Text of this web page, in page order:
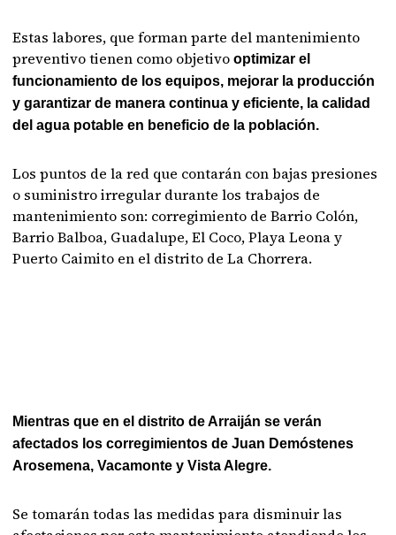
Estas labores, que forman parte del mantenimiento
preventivo tienen como objetivooptimizar el
funcionamiento de los equipos, mejorar la producción
y garantizar de manera continua y eficiente, la calidad
del agua potable en beneficio de la población.
Los puntos de la red que contarán con bajas presiones
o suministro irregular durante los trabajos de
mantenimiento son: corregimiento de Barrio Colón,
Barrio Balboa, Guadalupe, El Coco, Playa Leona y
Puerto Caimito en el distrito de La Chorrera.
Mientras que en el distrito de Arraiján se verán
afectados los corregimientos de Juan Demóstenes
Arosemena, Vacamonte y Vista Alegre.
Se tomarán todas las medidas para disminuir las